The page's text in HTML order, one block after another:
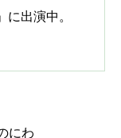
出演中。
にわ